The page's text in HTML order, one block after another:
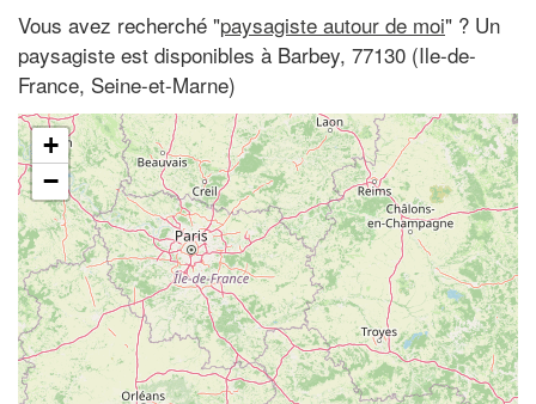
Vous avez recherché "paysagiste autour de moi" ? Un
paysagiste est disponibles à Barbey, 77130 (Ile-de-
France, Seine-et-Marne)
+
−